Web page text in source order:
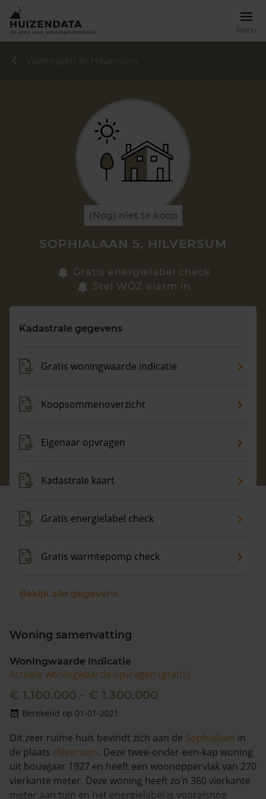
Menu
Zoek een woning
Maandag t/m vrijdag - 08:00 -18:00
Woningen in Hilversum
(Nog) niet te koop
SOPHIALAAN 5, HILVERSUM
Gratis energielabel check
Stel WOZ alarm in
Kadastrale gegevens
Gratis woningwaarde indicatie
Koopsommenoverzicht
Eigenaar opvragen
Kadastrale kaart
Gratis energielabel check
Gratis warmtepomp check
Bekijk alle gegevens
Woning samenvatting
Woningwaarde indicatie
Actuele woningwaarde opvragen (gratis)
€ 1.100.000 - € 1.300.000
Berekend op 01-01-2021
Dit zeer ruime huis bevindt zich aan de Sophialaan in
de plaats Hilversum. Deze twee-onder-een-kap woning
uit bouwjaar 1927 en heeft een woonoppervlak van 270
vierkante meter. Deze woning heeft zo’n 360 vierkante
meter aan tuin en het energielabel is vooralsnog